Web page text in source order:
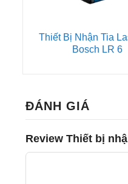
Thiết Bị Nhận Tia
Bosch LR 6
ĐÁNH GIÁ
Review Thiết bị